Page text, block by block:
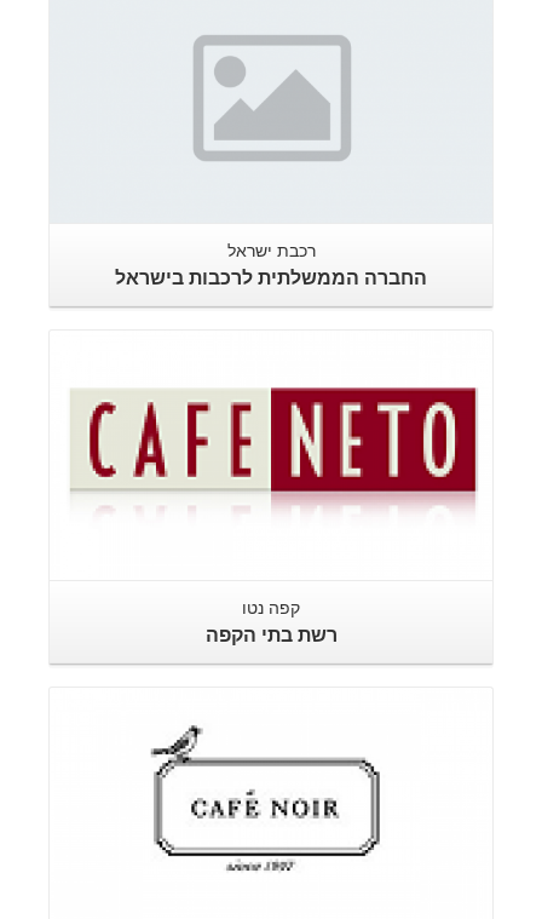
רכבת ישראל
החברה הממשלתית לרכבות בישראל
קפה נטו
רשת בתי הקפה